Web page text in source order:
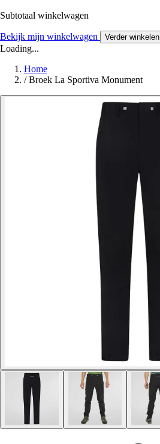
Subtotaal winkelwagen
Bekijk mijn winkelwagen Verder winkelen
Loading...
Home
/ Broek La Sportiva Monument